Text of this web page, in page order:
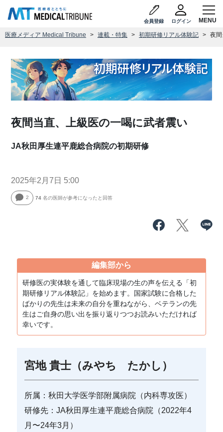
会員登録 ログイン
医療メディア Medical Tribune 連載・特集 初期研修リアル体験記 夜
夜間当直、上級医の一喝に武者震い
JA秋田厚生連平鹿総合病院の初期研修
2025年2月7日 5:00
2 74 名の医師が参考になったと回答
編集部から
研修医の実体験を通して臨床現場の生の声を伝える「初
期研修リアル体験記」を始めます。国家試験に合格した
ばかりの先生は未来の自分を重ねながら、ベテランの先
生はご自身の思い出を振り返りつつお読みいただければ
幸いです。
宮地 貴士（みやち たかし）
所属：秋田大学医学部附属病院（内科専攻医）
研修先：JA秋田厚生連平鹿総合病院（2022年4
月〜24年3月）